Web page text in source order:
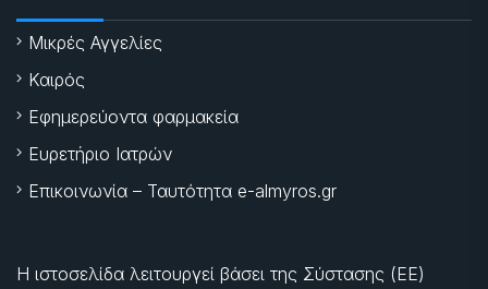
Μικρές Αγγελίες
Καιρός
Εφημερεύοντα φαρμακεία
Ευρετήριο Ιατρών
Επικοινωνία – Ταυτότητα e-almyros.gr
Η ιστοσελίδα λειτουργεί βάσει της Σύστασης (ΕΕ)